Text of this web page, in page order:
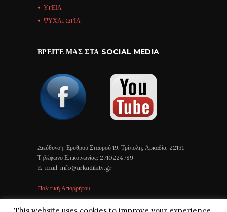
ΥΓΕΙΑ
ΨΥΧΑΓΩΓΙΑ
ΒΡΕΊΤΕ ΜΑΣ ΣΤΑ SOCIAL MEDIA
Διεύθυνση: Ερυθρού Σταυρού 19, Τρίπολη, Αρκαδία, 22131
Τηλέφωνο Επικοινωνίας: 2710224789
E-mail: info@arkadikitv.gr
Πολιτική Απορρήτου